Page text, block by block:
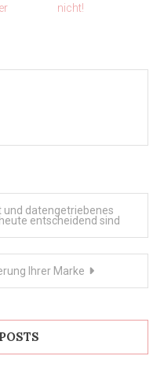
nicht!
und datengetriebenes
entscheidend sind
Ihrer Marke